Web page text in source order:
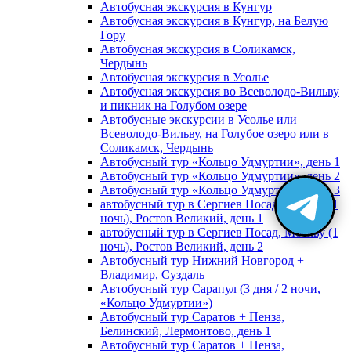
Автобусная экскурсия в Кунгур
Автобусная экскурсия в Кунгур, на Белую
Гору
Автобусная экскурсия в Соликамск,
Чердынь
Автобусная экскурсия в Усолье
Автобусная экскурсия во Всеволодо-Вильву
и пикник на Голубом озере
Автобусные экскурсии в Усолье или
Всеволодо-Вильву, на Голубое озеро или в
Соликамск, Чердынь
Автобусный тур «Кольцо Удмуртии», день 1
Автобусный тур «Кольцо Удмуртии», день 2
Автобусный тур «Кольцо Удмуртии», день 3
автобусный тур в Сергиев Посад, Москву (1
ночь), Ростов Великий, день 1
автобусный тур в Сергиев Посад, Москву (1
ночь), Ростов Великий, день 2
Автобусный тур Нижний Новгород +
Владимир, Суздаль
Автобусный тур Сарапул (3 дня / 2 ночи,
«Кольцо Удмуртии»)
Автобусный тур Саратов + Пенза,
Белинский, Лермонтово, день 1
Автобусный тур Саратов + Пенза,